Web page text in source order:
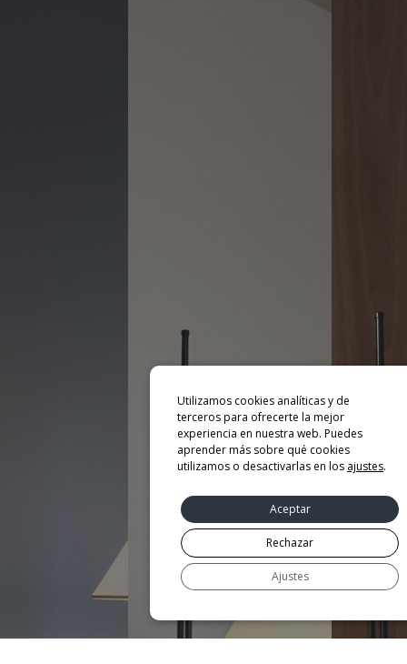
Utilizamos cookies analíticas y de
terceros para ofrecerte la mejor
experiencia en nuestra web. Puedes
aprender más sobre qué cookies
utilizamos o desactivarlas en los ajustes.
Aceptar
Rechazar
Ajustes